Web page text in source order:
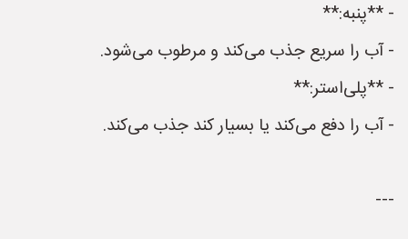
- **پنبه:**
- آب را سریع جذب می‌کند و مرطوب می‌شود.
- **پلی‌استر:**
- آب را دفع می‌کند یا بسیار کند جذب می‌کند.
---